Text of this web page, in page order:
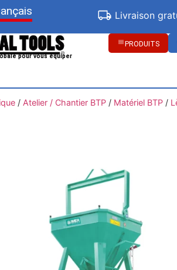
Livraison
pour vous équiper
PRODUITS
/ Atelier / Chantier BTP/ Matériel BTP/